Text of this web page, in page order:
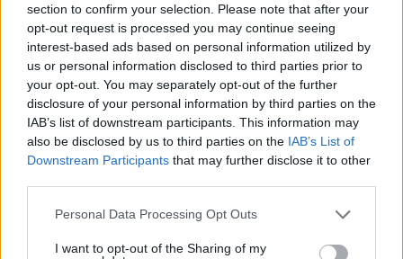
section to confirm your selection. Please note that after your
opt-out request is processed you may continue seeing
interest-based ads based on personal information utilized by
us or personal information disclosed to third parties prior to
your opt-out. You may separately opt-out of the further
disclosure of your personal information by third parties on the
IAB’s list of downstream participants. This information may
also be disclosed by us to third parties on the IAB’s List of
Downstream Participants that may further disclose it to other
Please note that this website/app uses one or more Google
not limited to your visit or usage behaviour. You may click to
Personal Data Processing Opt Outs
I want to opt-out of the Sharing of my
Η εξομολόγηση της συζύγου του
Κώστα Σόμμερ: Ανησυχώ μήπως
ξεχάσει πόσο πολύ τον χρειαζόμαστε
και πόσο τον αγαπάμε
05.08.2026, 20:15 22
κοσμήματα εκατομμυρίων και η